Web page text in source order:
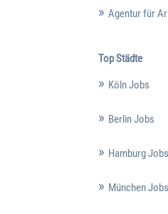
Agentur für
Top Städte
Köln Jobs
Berlin Jobs
Hamburg Jobs
München Jobs